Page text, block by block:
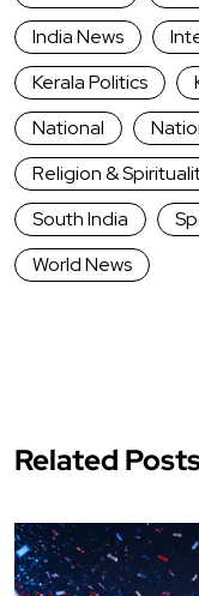
India News
Kerala Politics
National
Religion &
South India
World News
Related